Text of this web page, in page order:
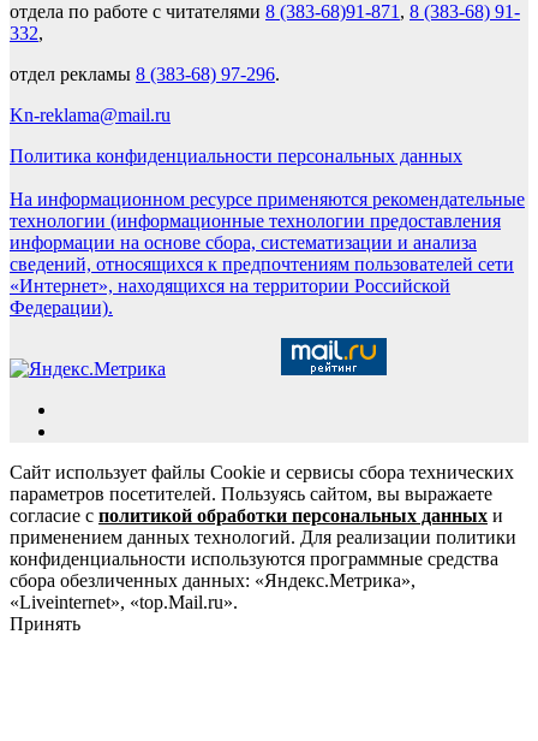
отдела по работе с читателями 8 (383-68)91-871 , 8 (383-68) 91-
332,
отдел рекламы 8 (383-68) 97-296.
Kn-reklama@mail.ru
Политика конфиденциальности персональных данных
На информационном ресурсе применяются рекомендательные
технологии (информационные технологии предоставления
информации на основе сбора, систематизации и анализа
сведений, относящихся к предпочтениям пользователей сети
«Интернет», находящихся на территории Российской
Федерации).
Сайт использует файлы Cookie и сервисы сбора технических
параметров посетителей. Пользуясь сайтом, вы выражаете
согласие с политикой обработки персональных данных и
применением данных технологий. Для реализации политики
конфиденциальности используются программные средства
сбора обезличенных данных: «Яндекс.Метрика»,
«Liveinternet», «top.Mail.ru».
Принять